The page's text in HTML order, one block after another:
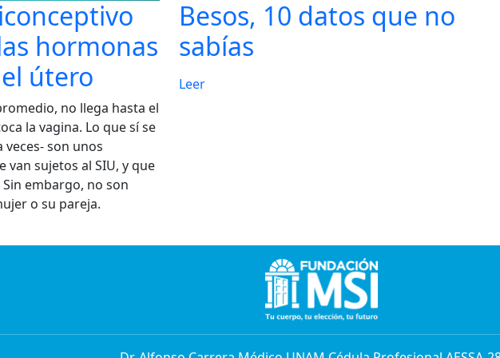
hormonas
útero
no llega hasta el
la vagina. Lo que sí se
veces- son unos
van sujetos al SIU, y que
embargo, no son
o su pareja.
Besos, 10 datos que no
sabías
Leer